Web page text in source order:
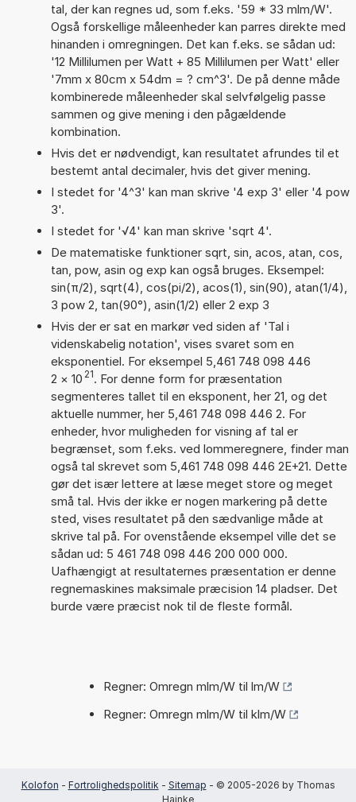
tal, der kan regnes ud, som f.eks. '59 * 33 mlm/W'.
Også forskellige måleenheder kan parres direkte med
hinanden i omregningen. Det kan f.eks. se sådan ud:
'12 Millilumen per Watt + 85 Millilumen per Watt' eller
'7mm x 80cm x 54dm = ? cm^3'. De på denne måde
kombinerede måleenheder skal selvfølgelig passe
sammen og give mening i den pågældende
kombination.
Hvis det er nødvendigt, kan resultatet afrundes til et
bestemt antal decimaler, hvis det giver mening.
I stedet for '4^3' kan man skrive '4 exp 3' eller '4 pow
3'.
I stedet for '√4' kan man skrive 'sqrt 4'.
De matematiske funktioner sqrt, sin, acos, atan, cos,
tan, pow, asin og exp kan også bruges. Eksempel:
sin(π/2), sqrt(4), cos(pi/2), acos(1), sin(90), atan(1/4),
3 pow 2, tan(90°), asin(1/2) eller 2 exp 3
Hvis der er sat en markør ved siden af 'Tal i
videnskabelig notation', vises svaret som en
eksponentiel. For eksempel 5,461 748 098 446
2 × 10 21. For denne form for præsentation
segmenteres tallet til en eksponent, her 21, og det
aktuelle nummer, her 5,461 748 098 446 2. For
enheder, hvor muligheden for visning af tal er
begrænset, som f.eks. ved lommeregnere, finder man
også tal skrevet som 5,461 748 098 446 2E+21. Dette
gør det især lettere at læse meget store og meget
små tal. Hvis der ikke er nogen markering på dette
sted, vises resultatet på den sædvanlige måde at
skrive tal på. For ovenstående eksempel ville det se
sådan ud: 5 461 748 098 446 200 000 000.
Uafhængigt at resultaternes præsentation er denne
regnemaskines maksimale præcision 14 pladser. Det
burde være præcist nok til de fleste formål.
Regner: Omregn mlm/W til lm/W
Regner: Omregn mlm/W til klm/W
Kolofon - Fortrolighedspolitik - Sitemap - © 2005-2026 by Thomas
Hainke